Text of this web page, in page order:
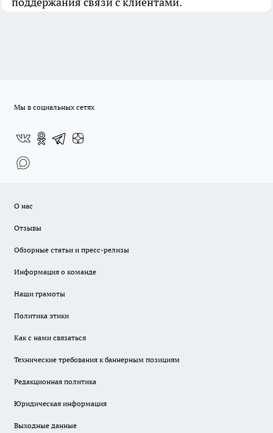
Мы в социальных сетях
О нас
Отзывы
Обзорные статьи и пресс-релизы
Информация о команде
Наши грамоты
Политика этики
Как с нами связаться
Технические требования к баннерным позициям
Редакционная политика
Юридическая информация
Выходные данные